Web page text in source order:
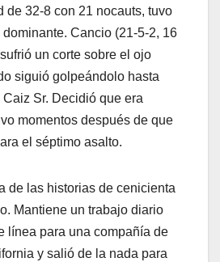
de 32-8 con 21 nocauts, tuvo
Cancio (21-5-2, 16
un corte sobre el ojo
siguió golpeándolo hasta
Sr. Decidió que era
momentos después de que
el séptimo asalto.
de las historias de cenicienta
Mantiene un trabajo diario
línea para una compañía de
y salió de la nada para